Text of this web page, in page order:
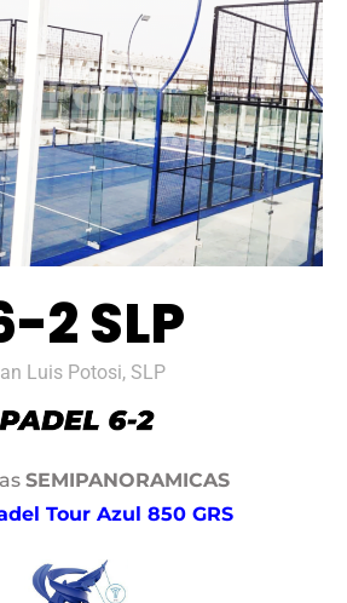
2 SLP
Luis Potosi, SLP
SEMIPANORAMICAS
Tour Azul 850 GRS